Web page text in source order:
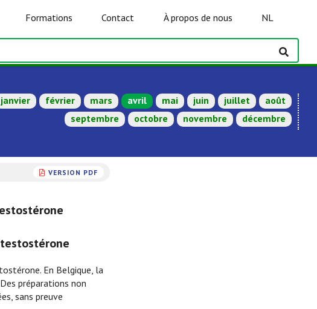
Formations Contact À propos de nous NL
janvier février mars avril mai juin juillet
août
septembre
octobre novembre décembre
VERSION PDF
En Belgique, la
préparations non
sans preuve